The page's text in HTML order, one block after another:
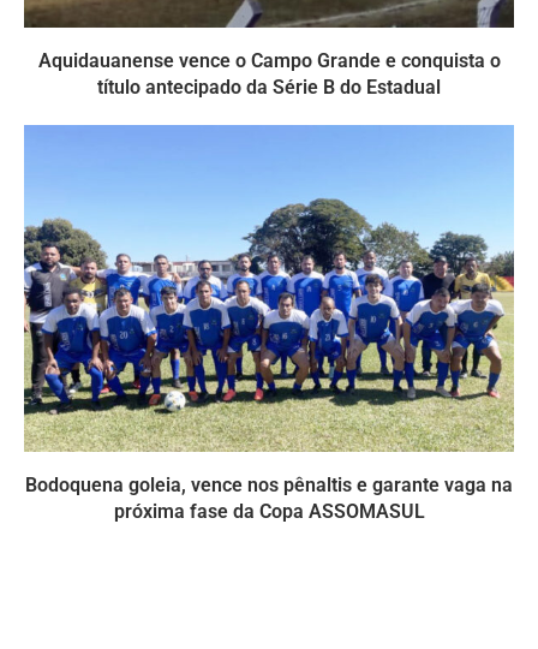
Aquidauanense vence o Campo Grande e conquista o
título antecipado da Série B do Estadual
Bodoquena goleia, vence nos pênaltis e garante vaga na
próxima fase da Copa ASSOMASUL